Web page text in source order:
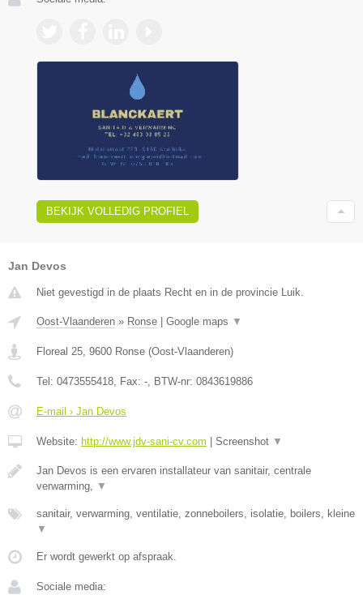
BEKIJK VOLLEDIG PROFIEL
Jan Devos
Niet gevestigd in de plaats Recht en in de provincie Luik.
Oost-Vlaanderen » Ronse Google maps ▼
Floreal 25 9600 Ronse (Oost-Vlaanderen)
Tel: 0473555418 , Fax: - , BTW-nr: 0843619886
E-mail › Jan Devos
Website: http://www.jdv-sani-cv.com Screenshot ▼
Jan Devos is een ervaren installateur van sanitair, centrale
verwarming,
▼
sanitair, verwarming, ventilatie, zonneboilers, isolatie, boilers, kleine
▼
Er wordt gewerkt op afspraak.
Sociale media: